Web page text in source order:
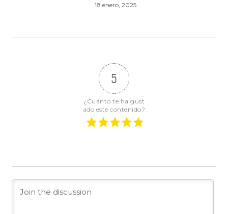
18 enero, 2025
5
¿Cuánto te ha gust
ado este contenido?